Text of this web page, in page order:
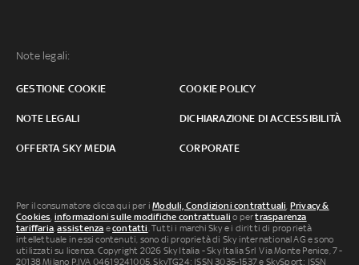
Note legali:
GESTIONE COOKIE COOKIE POLICY
NOTE LEGALI DICHIARAZIONE DI ACCESSIBILITÀ
OFFERTA SKY MEDIA CORPORATE
Per il consumatore clicca qui per iModuli, Condizioni contrattuali Privacy &
Cookies informazioni sulle modifiche contrattuali o pertrasparenza
tariffaria ,assistenza econtatti . Tutti i marchi Sky e i diritti di proprietà
intellettuale in essi contenuti, sono di proprietà di Sky international AG e sono
utilizzati su licenza. Copyright 2026 Sky Italia - Sky Italia Srl Via Monte Penice, 7 -
20138 Milano P.IVA 04619241005. SkyTG24: ISSN 3035-1537 e SkySport: ISSN